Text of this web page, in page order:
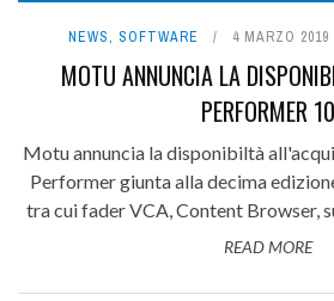
NEWS, SOFTWARE 4 MARZO 2019
MOTU ANNUNCIA LA
PERFORMER 10
Motu annuncia la disponibiltà
Performer giunta alla decima
tra cui fader VCA, Content Browser,
READ MORE